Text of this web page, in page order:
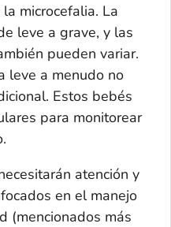
microcefalia. La
leve a grave, y las
pueden variar.
leve a menudo no
Estos bebés
para monitorear
atención y
en el manejo
(mencionados más